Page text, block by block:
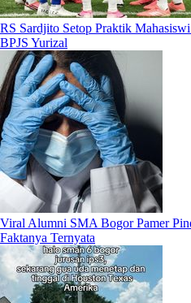
RS Sardjito Setop Praktik
BPJS Yurizal
Viral Alumni SMA Bogor Pamer
Faktanya Ternyata